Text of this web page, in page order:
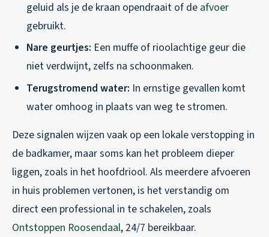
geluid als je de kraan opendraait of de afvoer
gebruikt.
Nare geurtjes: Een muffe of rioolachtige geur die
niet verdwijnt, zelfs na schoonmaken.
Terugstromend water: In ernstige gevallen komt
water omhoog in plaats van weg te stromen.
Deze signalen wijzen vaak op een lokale verstopping in
de badkamer, maar soms kan het probleem dieper
liggen, zoals in het hoofdriool. Als meerdere afvoeren
in huis problemen vertonen, is het verstandig om
direct een professional in te schakelen, zoals
Ontstoppen Roosendaal, 24/7 bereikbaar.